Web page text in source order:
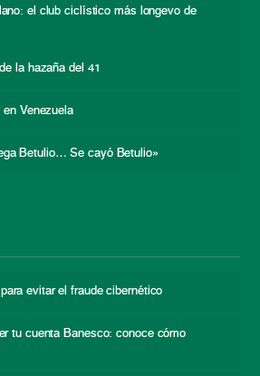
el club ciclístico más longevo de
la hazaña del 41
Venezuela
Betulio… Se cayó Betulio»
evitar el fraude cibernético
tu cuenta Banesco: conoce cómo